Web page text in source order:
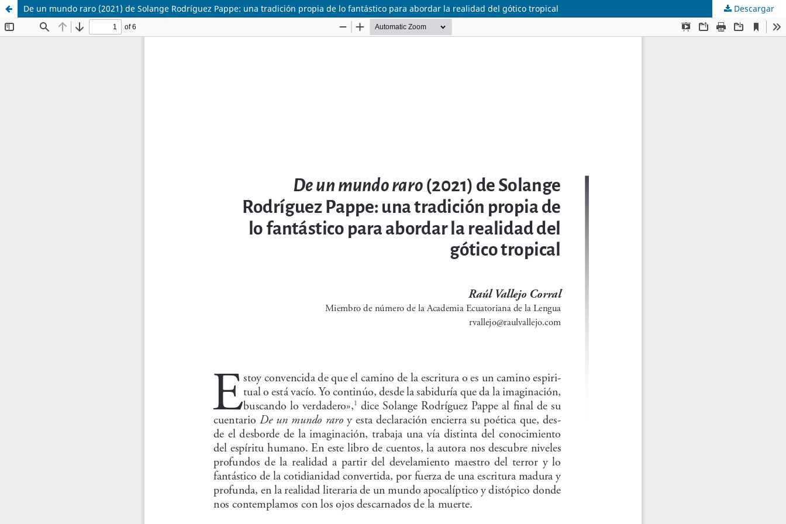
De un mundo raro (2021) de Solange Rodríguez Pappe: una tradición propia de lo fantástico para abordar la realidad del gótico tropical Descargar